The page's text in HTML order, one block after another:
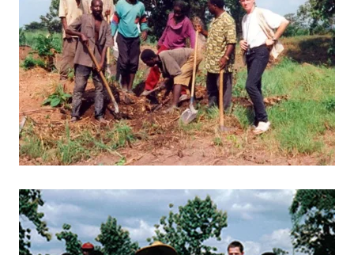
BILD ANZEIGEN